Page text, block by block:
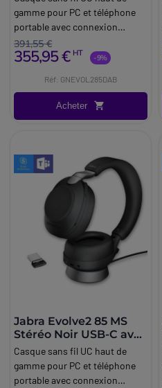
gamme pour PC et téléphone
portable avec connexion
dongle USB-A
391,55 €
355,95 € HT -9%
Réf: GNEVOL285DAB
Acheter
Jabra Evolve2 85 MS
Stéréo Noir USB-C avec
base
Casque sans fil UC haut de
gamme pour PC et téléphone
portable avec connexion